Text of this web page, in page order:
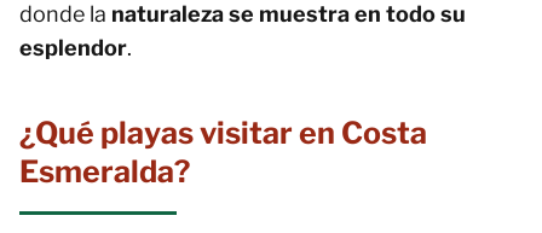
donde la naturaleza se muestra en todo su
esplendor.
¿Qué playas visitar en Costa
Esmeralda?